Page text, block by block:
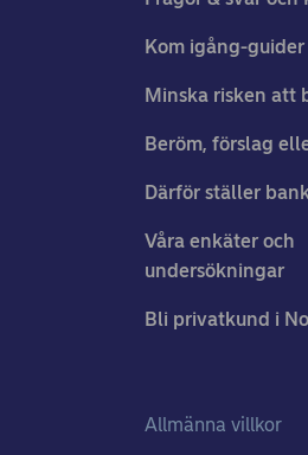
Kom igång-guider
Minska risken att
Beröm, förslag
Därför ställer
Våra enkäter och
undersökningar
Bli privatkund i
Allmänna villkor